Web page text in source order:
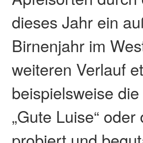
dieses Jahr ein
Birnenjahr im
weiteren Verlauf
beispielsweise
„Gute Luise“